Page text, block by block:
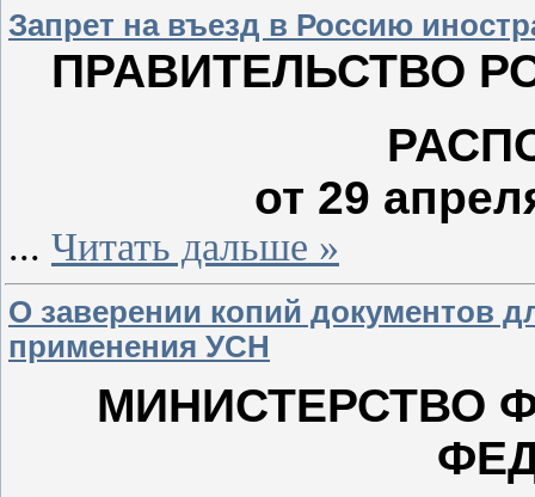
Запрет на въезд в Россию
ПРАВИТЕЛЬСТВО
от 29
... Читать дальше »
О заверении копий документов
применения УСН
МИНИСТЕРСТВО